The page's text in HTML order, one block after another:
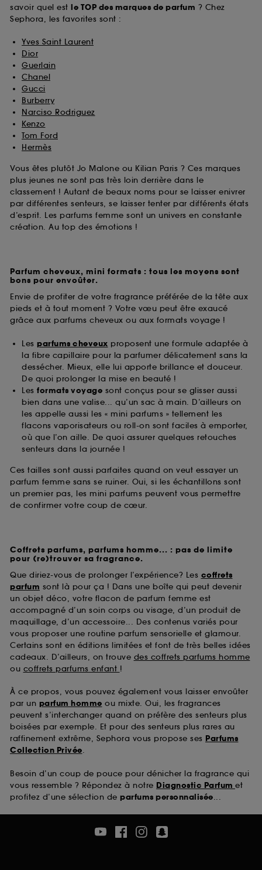
savoir quel est le TOP des marques de parfum ? Chez
Sephora, les favorites sont :
Yves Saint Laurent
Dior
Guerlain
Chanel
Gucci
Burberry
Narciso Rodriguez
Kenzo
Tom Ford
Hermès
Vous êtes plutôt Jo Malone ou Kilian Paris ? Ces marques
plus jeunes ne sont pas très loin derrière dans le
classement ! Autant de beaux noms pour se laisser enivrer
par différentes senteurs, se laisser tenter par différents états
d’esprit. Les parfums femme sont un univers en constante
création. Au top des émotions !
Parfum cheveux, mini formats : tous les moyens sont
bons pour envoûter.
Envie de profiter de votre fragrance préférée de la tête aux
pieds et à tout moment ? Votre vœu peut être exaucé
grâce aux parfums cheveux ou aux formats voyage !
Les parfums cheveux proposent une formule adaptée à
la fibre capillaire pour la parfumer délicatement sans la
dessécher. Mieux, elle lui apporte brillance et douceur.
De quoi prolonger la mise en beauté !
Les formats voyage sont conçus pour se glisser aussi
bien dans une valise... qu’un sac à main. D’ailleurs on
les appelle aussi les « mini parfums » tellement les
flacons vaporisateurs ou roll-on sont faciles à emporter,
où que l’on aille. De quoi assurer quelques retouches
senteurs dans la journée !
Ces tailles sont aussi parfaites quand on veut essayer un
parfum femme sans se ruiner. Oui, si les échantillons sont
un premier pas, les mini parfums peuvent vous permettre
de confirmer votre coup de cœur.
Coffrets parfums, parfums homme... : pas de limite
pour (re)trouver sa fragrance.
Que diriez-vous de prolonger l’expérience? Les coffrets
parfum sont là pour ça ! Dans une boîte qui peut devenir
un objet déco, votre flacon de parfum femme est
accompagné d’un soin corps ou visage, d’un produit de
maquillage, d’un accessoire... Des contenus variés pour
vous proposer une routine parfum sensorielle et glamour.
Certains sont en éditions limitées et font de très belles idées
cadeaux. D’ailleurs, on trouve des coffrets parfums homme
ou coffrets parfums enfant !
À ce propos, vous pouvez également vous laisser envoûter
par un parfum homme ou mixte. Oui, les fragrances
peuvent s’interchanger quand on préfère des senteurs plus
boisées par exemple. Et pour des senteurs plus rares au
raffinement extrême, Sephora vous propose ses Parfums
Collection Privée.
Besoin d’un coup de pouce pour dénicher la fragrance qui
vous ressemble ? Répondez à notre Diagnostic Parfum et
profitez d’une sélection de parfums personnalisée...